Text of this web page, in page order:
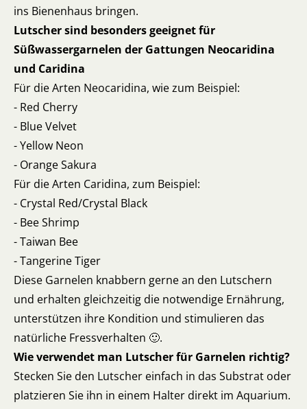
ins Bienenhaus bringen.
Lutscher sind besonders geeignet für
Süßwassergarnelen der Gattungen Neocaridina
und Caridina
Für die Arten Neocaridina, wie zum Beispiel:
- Red Cherry
- Blue Velvet
- Yellow Neon
- Orange Sakura
Für die Arten Caridina, zum Beispiel:
- Crystal Red/Crystal Black
- Bee Shrimp
- Taiwan Bee
- Tangerine Tiger
Diese Garnelen knabbern gerne an den Lutschern
und erhalten gleichzeitig die notwendige Ernährung,
unterstützen ihre Kondition und stimulieren das
natürliche Fressverhalten 🙂.
Wie verwendet man Lutscher für Garnelen richtig?
Stecken Sie den Lutscher einfach in das Substrat oder
platzieren Sie ihn in einem Halter direkt im Aquarium.